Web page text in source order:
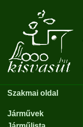
Szakmai oldal
Járművek